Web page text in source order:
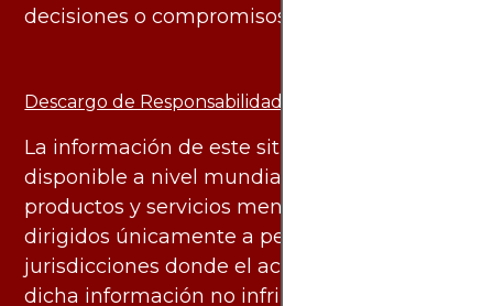
decisiones o compromisos de ningún tipo.
Descargo de Responsabilidad:
La información de este sitio web está
disponible a nivel mundial. Sin embargo, los
productos y servicios mencionados están
dirigidos únicamente a personas en
jurisdicciones donde el acceso y uso de
dicha información no infringe leyes o